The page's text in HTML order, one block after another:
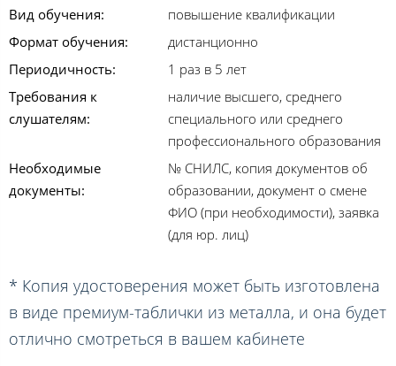
Вид обучения:
повышение квалификации
Формат обучения:
дистанционно
Периодичность:
1 раз в 5 лет
Требования к
слушателям:
наличие высшего, среднего
специального или среднего
профессионального образования
Необходимые
документы:
№ СНИЛС, копия документов об
образовании, документ о смене
ФИО (при необходимости), заявка
(для юр. лиц)
* Копия удостоверения может быть изготовлена
в виде премиум-таблички из металла, и она будет
отлично смотреться в вашем кабинете